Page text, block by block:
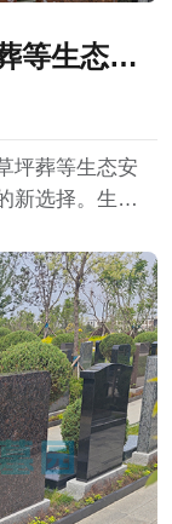
等生态葬
？
坪葬等生态安
新选择。生态